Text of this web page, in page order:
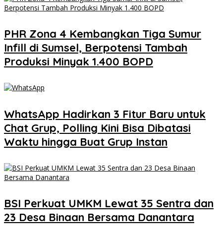
PHR Zona 4 Kembangkan Tiga Sumur
Infill di Sumsel, Berpotensi Tambah
Produksi Minyak 1.400 BOPD
WhatsApp Hadirkan 3 Fitur Baru untuk
Chat Grup, Polling Kini Bisa Dibatasi
Waktu hingga Buat Grup Instan
BSI Perkuat UMKM Lewat 35 Sentra dan
23 Desa Binaan Bersama Danantara